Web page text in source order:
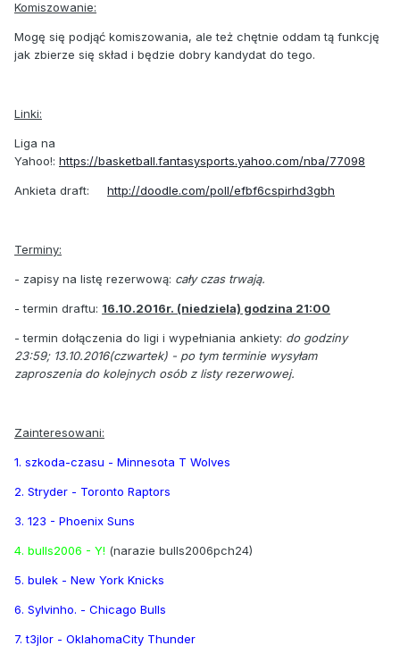
Komiszowanie:
Mogę się podjąć komiszowania, ale też chętnie oddam tą funkcję
jak zbierze się skład i będzie dobry kandydat do tego.
Linki:
Liga na
Yahoo!: https://basketball.fantasysports.yahoo.com/nba/77098
Ankieta draft: http://doodle.com/poll/efbf6cspirhd3gbh
Terminy:
- zapisy na listę rezerwową: cały czas trwają.
- termin draftu: 16.10.2016r. (niedziela) godzina 21:00
- termin dołączenia do ligi i wypełniania ankiety: do godziny
23:59; 13.10.2016(czwartek) - po tym terminie wysyłam
zaproszenia do kolejnych osób z listy rezerwowej.
Zainteresowani:
1. szkoda-czasu - Minnesota T Wolves
2. Stryder - Toronto Raptors
3. 123 - Phoenix Suns
4. bulls2006 - Y! (narazie bulls2006pch24)
5. bulek - New York Knicks
6. Sylvinho. - Chicago Bulls
7. t3jlor - OklahomaCity Thunder